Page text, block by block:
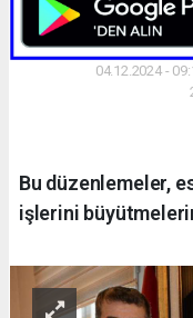
04.12.2024 -
Bu düzenlemeler,
işlerini